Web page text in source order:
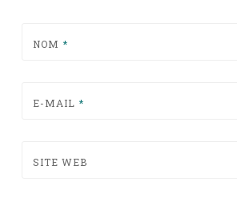
NOM *
E-MAIL *
SITE WEB